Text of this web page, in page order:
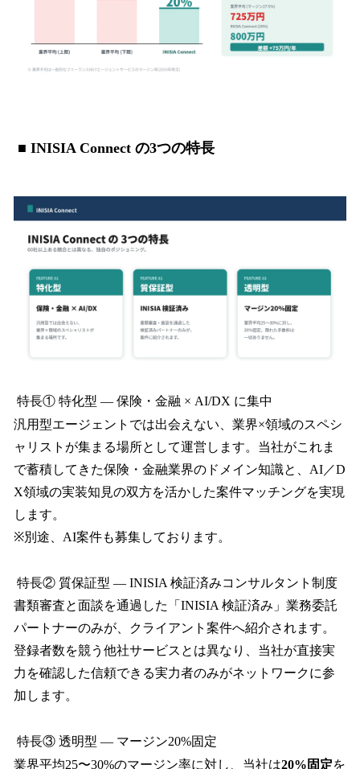
■ INISIA Connect の3つの特長
特長① 特化型 — 保険・金融 × AI/DX に集中
汎用型エージェントでは出会えない、業界×領域のスペシ
ャリストが集まる場所として運営します。当社がこれま
で蓄積してきた保険・金融業界のドメイン知識と、AI／D
X領域の実装知見の双方を活かした案件マッチングを実現
します。
※別途、AI案件も募集しております。
特長② 質保証型 — INISIA 検証済みコンサルタント制度
書類審査と面談を通過した「INISIA 検証済み」業務委託
パートナーのみが、クライアント案件へ紹介されます。
登録者数を競う他社サービスとは異なり、当社が直接実
力を確認した信頼できる実力者のみがネットワークに参
加します。
特長③ 透明型 — マージン20%固定
業界平均25〜30%のマージン率に対し、当社は20%固定を